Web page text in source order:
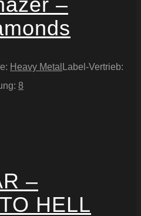
Heavy Metal Label-Vertrieb:
8
–
HELL